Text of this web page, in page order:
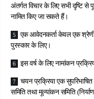
अंतर्गत विचार के लिए सभी दृष्टि से
नामित किए जा सकते हैं।
एक आवेदनकर्ता केवल एक श्रेणी के
पुरस्‍कार के लिए।
इस वर्ष के लिए नामांकन
चयन प्रक्रिया एक
समिति तथा मूल्‍यांकन समिति